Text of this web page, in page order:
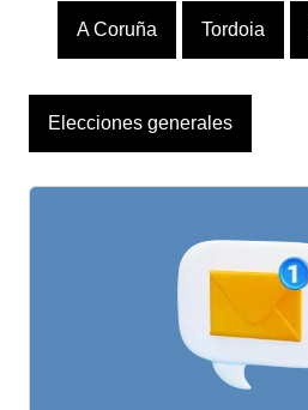
A Coruña Tordoia
Elecciones generales